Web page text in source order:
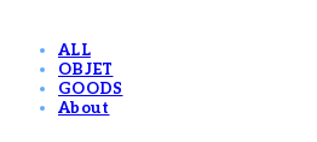
ALL
OBJET
GOODS
About